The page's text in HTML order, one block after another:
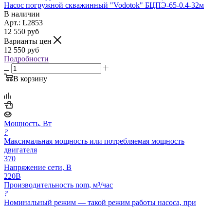
Насос погружной скважинный "Vodotok" БЦПЭ-65-0.4-32м
В наличии
Арт.: L2853
12 550 руб
Варианты цен
12 550 руб
Подробности
В корзину
Мощность, Вт
?
Максимальная мощность или потребляемая мощность
двигателя
370
Напряжение сети, В
220В
Производительность nom, м³/час
?
Номинальный режим — такой режим работы насоса, при